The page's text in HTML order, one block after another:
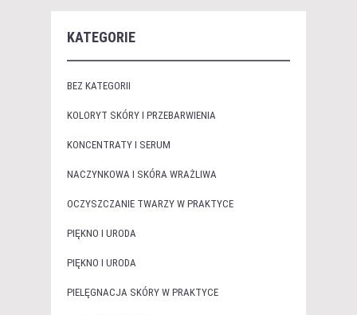
KATEGORIE
BEZ KATEGORII
KOLORYT SKÓRY I PRZEBARWIENIA
KONCENTRATY I SERUM
NACZYNKOWA I SKÓRA WRAŻLIWA
OCZYSZCZANIE TWARZY W PRAKTYCE
PIĘKNO I URODA
PIĘKNO I URODA
PIELĘGNACJA SKÓRY W PRAKTYCE